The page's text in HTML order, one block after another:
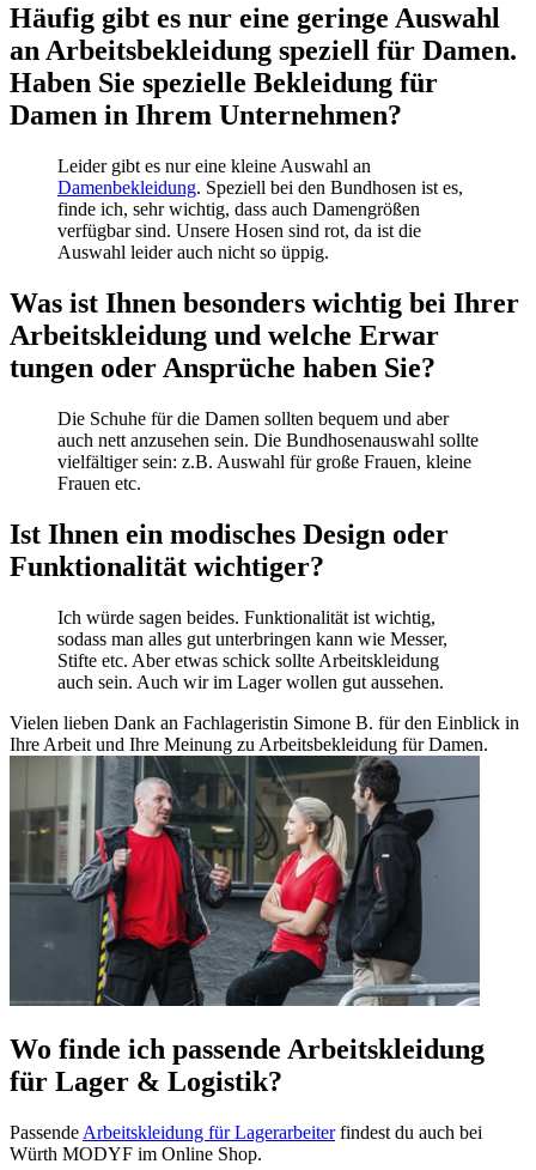
Häufig gibt es nur eine geringe Auswahl
an Arbeitsbekleidung speziell für Damen.
Haben Sie spezielle Bekleidung für
Damen in Ihrem Unternehmen?
Leider gibt es nur eine kleine Auswahl an
Damenbekleidung. Speziell bei den Bundhosen ist es,
finde ich, sehr wichtig, dass auch Damengrößen
verfügbar sind. Unsere Hosen sind rot, da ist die
Auswahl leider auch nicht so üppig.
Was ist Ihnen besonders wichtig bei Ihrer
Arbeitskleidung und welche Erwar
tungen oder Ansprüche haben Sie?
Die Schuhe für die Damen sollten bequem und aber
auch nett anzusehen sein. Die Bundhosenauswahl sollte
vielfältiger sein: z.B. Auswahl für große Frauen, kleine
Frauen etc.
Ist Ihnen ein modisches Design oder
Funktionalität wichtiger?
Ich würde sagen beides. Funktionalität ist wichtig,
sodass man alles gut unterbringen kann wie Messer,
Stifte etc. Aber etwas schick sollte Arbeitskleidung
auch sein. Auch wir im Lager wollen gut aussehen.
Vielen lieben Dank an Fachlageristin Simone B. für den Einblick in
Ihre Arbeit und Ihre Meinung zu Arbeitsbekleidung für Damen.
Wo finde ich passende Arbeitskleidung
für Lager & Logistik?
Passende Arbeitskleidung für Lagerarbeiterfindest du auch bei
Würth MODYF im Online Shop.